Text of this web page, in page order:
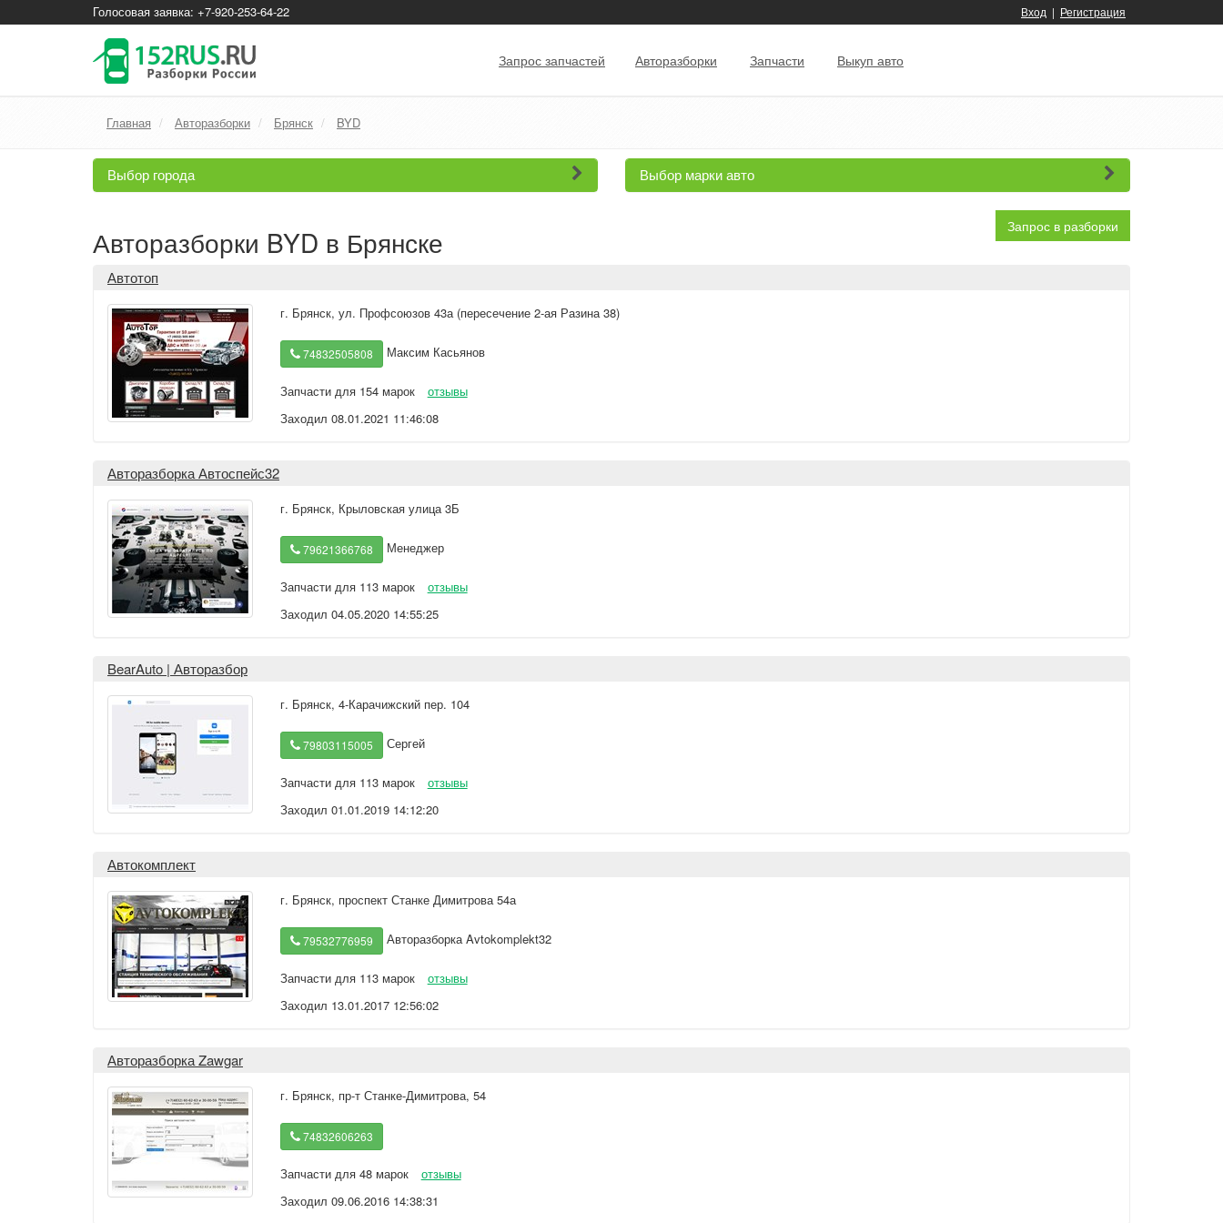
Голосовая заявка: +7-920-253-64-22 Вход | Регистрация
Запрос запчастей Авторазборки Запчасти Выкуп авто
Главная Авторазборки Брянск BYD
Выбор города Выбор марки авто
Запрос в разборки
Авторазборки BYD в Брянске
Автотоп
г. Брянск, ул. Профсоюзов 43а (пересечение 2-ая Разина 38)
74832505808 Максим Касьянов
Запчасти для 154 марок
отзывы
Заходил 08.01.2021 11:46:08
Авторазборка Автоспейс32
г. Брянск, Крыловская улица 3Б
79621366768 Менеджер
Запчасти для 113 марок
отзывы
Заходил 04.05.2020 14:55:25
BearAuto | Авторазбор
г. Брянск, 4-Карачижский пер. 104
79803115005 Сергей
Запчасти для 113 марок
отзывы
Заходил 01.01.2019 14:12:20
Автокомплект
г. Брянск, проспект Станке Димитрова 54а
79532776959 Авторазборка Avtokomplekt32
Запчасти для 113 марок
отзывы
Заходил 13.01.2017 12:56:02
Авторазборка Zawgar
г. Брянск, пр-т Станке-Димитрова, 54
74832606263
Запчасти для 48 марок
отзывы
Заходил 09.06.2016 14:38:31